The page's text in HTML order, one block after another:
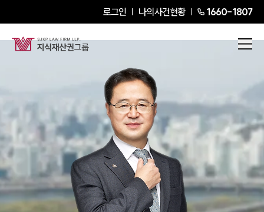
로그인 나의사건현황 1660-1807
김영수Senior Partner Attorney